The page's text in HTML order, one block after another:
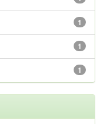
1
1
1